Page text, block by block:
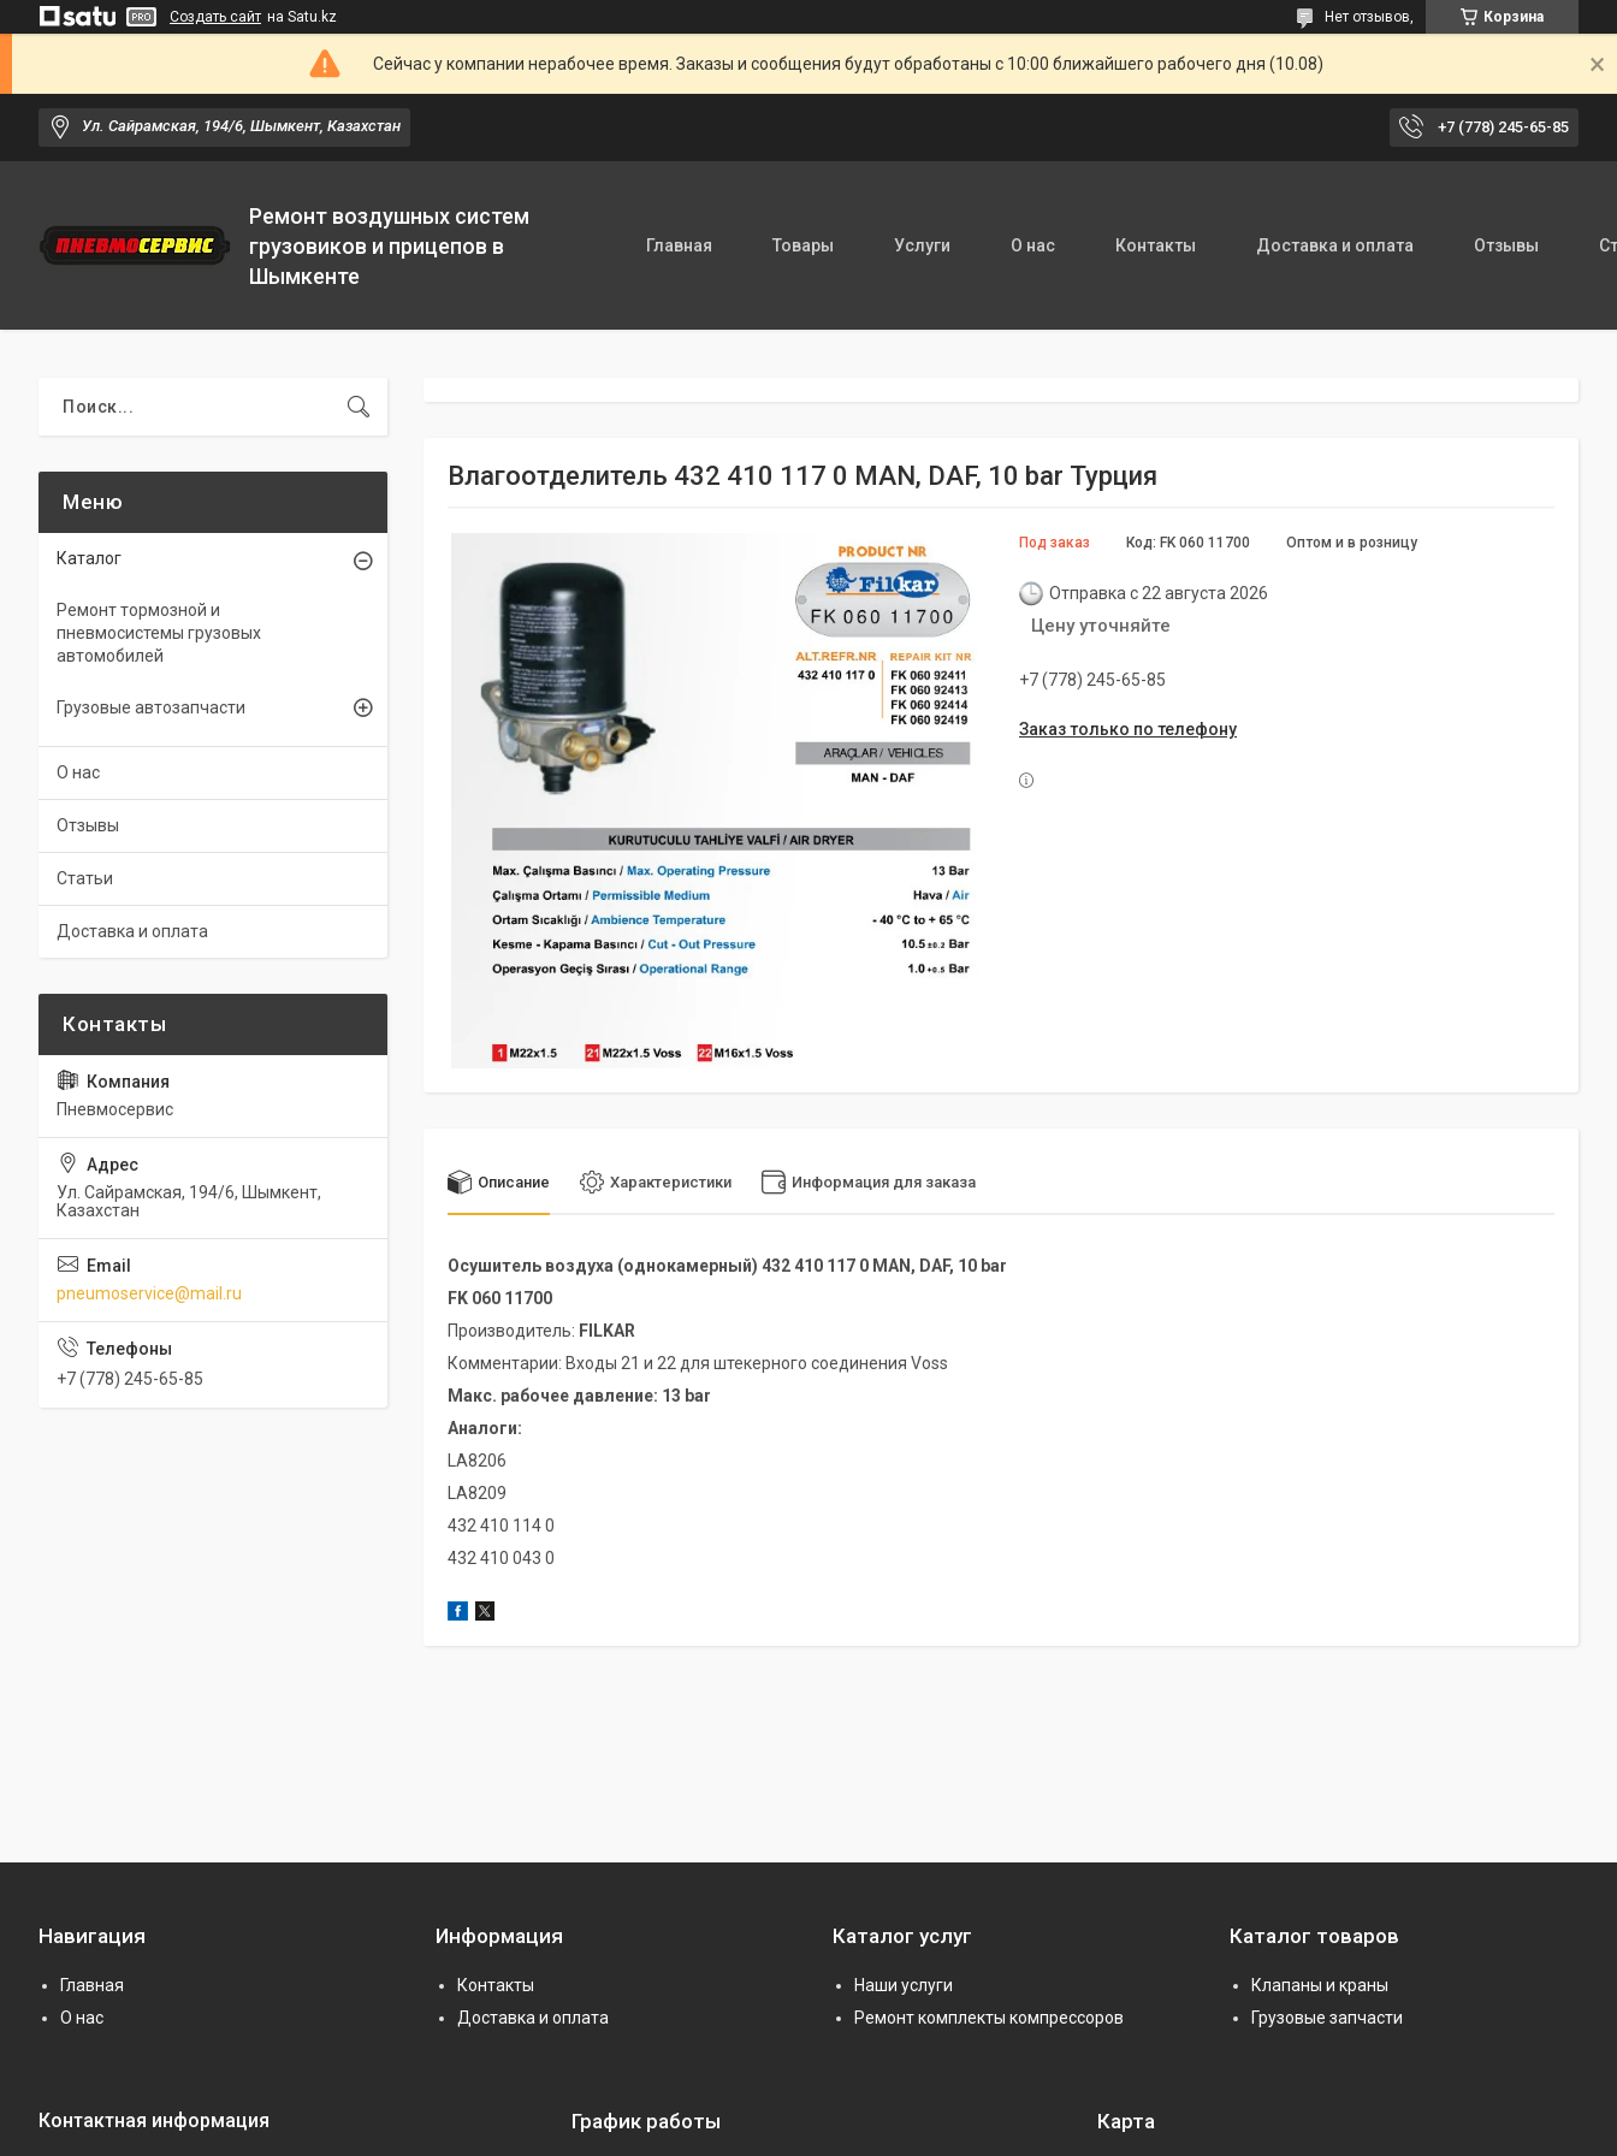
Создать сайт на Satu.kz Корзина
Нет отзывов,
Сейчас у компании нерабочее время. Заказы и сообщения будут обработаны с 10:00 ближайшего рабочего дня (10.08)
Ул. Сайрамская, 194/6, Шымкент, Казахстан +7 (778) 245-65-85
Ремонт воздушных систем
грузовиков и прицепов в
Шымкенте
Главная Товары Услуги О нас Контакты Доставка и оплата Отзывы
Влагоотделитель 432 410 117 0 MAN, DAF, 10 bar Турция
Под заказ Оптом и в розницу
Код: FK 060 11700
Отправка с 22 августа 2026
Цену уточняйте
+7 (778) 245-65-85
Заказ только по телефону
Описание Характеристики Информация для заказа
Осушитель воздуха (однокамерный) 432 410 117 0 MAN, DAF, 10 bar
FK 060 11700
Производитель: FILKAR
Комментарии: Входы 21 и 22 для штекерного соединения Voss
Макс. рабочее давление: 13 bar
Аналоги:
LA8206
LA8209
432 410 114 0
432 410 043 0
Каталог
Ремонт тормозной и
пневмосистемы грузовых
автомобилей
Грузовые автозапчасти
О нас
Отзывы
Статьи
Доставка и оплата
Пневмосервис
Ул. Сайрамская, 194/6, Шымкент,
Казахстан
pneumoservice@mail.ru
+7 (778) 245-65-85
Навигация
Главная
О нас
Информация
Контакты
Доставка и оплата
Каталог услуг
Наши услуги
Ремонт комплекты компрессоров
Каталог товаров
Клапаны и краны
Грузовые запчасти
График работы Карта